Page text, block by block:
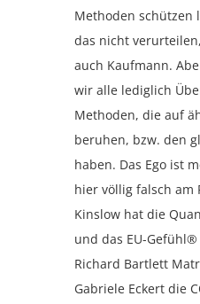
Methoden schützen
das nicht
auch Kaufmann.
wir alle lediglich
Methoden, die auf
beruhen, bzw. den
haben. Das Ego ist
hier völlig falsch am
Kinslow hat die
und das EU-
Richard Bartlett
Gabriele Eckert die